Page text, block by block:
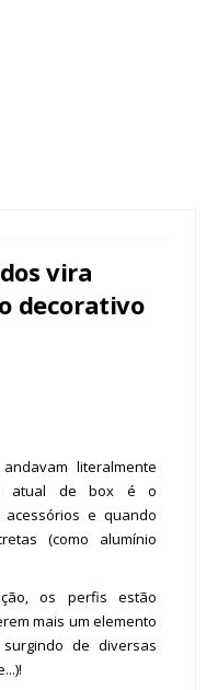
vira
decorativo
literalmente
atual de box é o
e quando
(como alumínio
os perfis estão
mais um elemento
de diversas